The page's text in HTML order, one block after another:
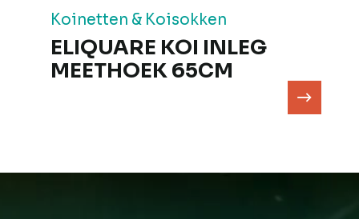
Koinetten & Koisokken
ELIQUARE KOI INLEG
MEETHOEK 65CM